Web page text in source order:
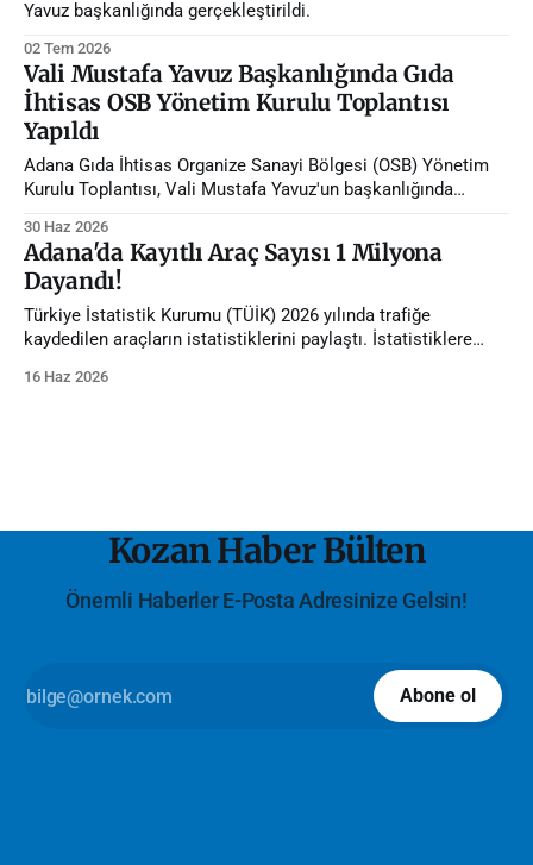
Yavuz başkanlığında gerçekleştirildi.
02 Tem 2026
Vali Mustafa Yavuz Başkanlığında Gıda
İhtisas OSB Yönetim Kurulu Toplantısı
Yapıldı
Adana Gıda İhtisas Organize Sanayi Bölgesi (OSB) Yönetim
Kurulu Toplantısı, Vali Mustafa Yavuz'un başkanlığında
30 Haz 2026
Adana'da Kayıtlı Araç Sayısı 1 Milyona
Dayandı!
Türkiye İstatistik Kurumu (TÜİK) 2026 yılında trafiğe
kaydedilen araçların istatistiklerini paylaştı. İstatistiklere
16 Haz 2026
Kozan Haber Bülten
Önemli Haberler E-Posta Adresinize Gelsin!
Abone ol